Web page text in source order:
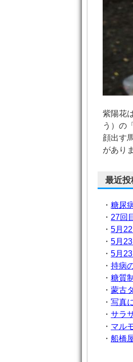
紫陽花
う）の
顔出す
があり
最近
・ 糖尿
・ 27回
・ 5月
・ 5月
・ 5月
・ 持病
・ 糖質
・ 蒙古
・ 写真
・ サラ
・ マル
・ 船橋